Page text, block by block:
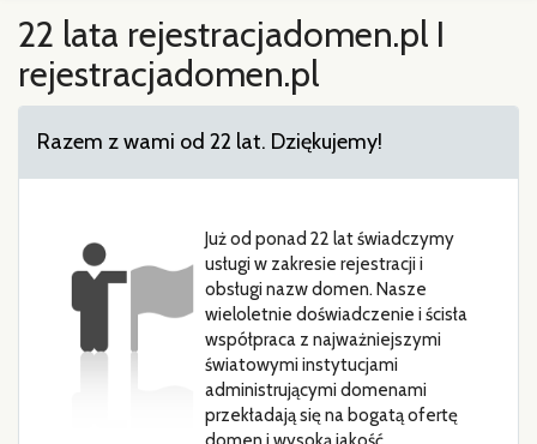
22 lata rejestracjadomen.pl I
rejestracjadomen.pl
Razem z wami od 22 lat. Dziękujemy!
Już od ponad 22 lat świadczymy
usługi w zakresie rejestracji i
obsługi nazw domen. Nasze
wieloletnie doświadczenie i ścisła
współpraca z najważniejszymi
światowymi instytucjami
administrującymi domenami
przekładają się na bogatą ofertę